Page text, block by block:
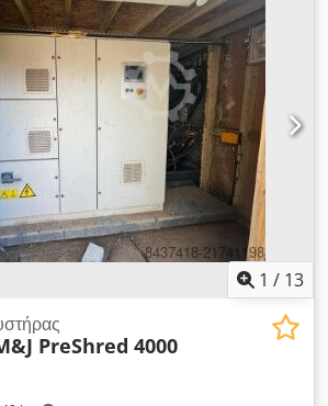
1 / 13
PreShred 4000